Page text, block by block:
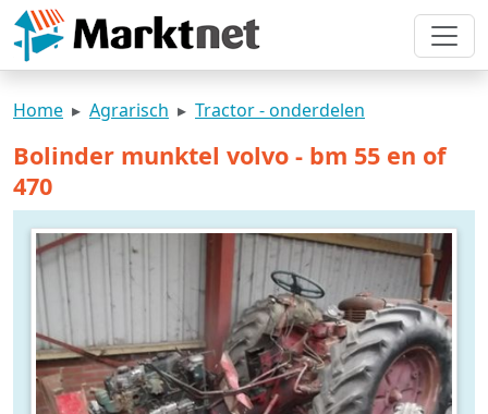
Home Agrarisch Tractor - onderdelen
Bolinder munktel volvo - bm 55 en of
470